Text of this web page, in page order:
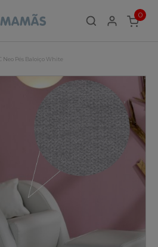
0
ITEMS
Neo Pés Baloiço White